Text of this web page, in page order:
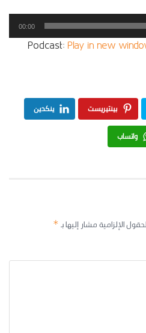
00:00
Podcast: Play in new
بينتيريست
ينكدين
واتساب
الإلزامية مشار إليها بـ *